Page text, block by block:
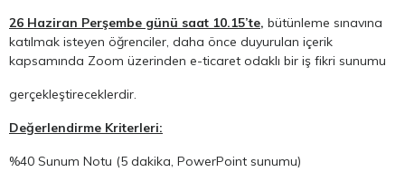
26 Haziran Perşembe günü saat 10.15’te, bütünleme sınavına
katılmak isteyen öğrenciler, daha önce duyurulan içerik
kapsamında Zoom üzerinden e-ticaret odaklı bir iş fikri sunumu
gerçekleştireceklerdir.
Değerlendirme Kriterleri:
%40 Sunum Notu (5 dakika, PowerPoint sunumu)